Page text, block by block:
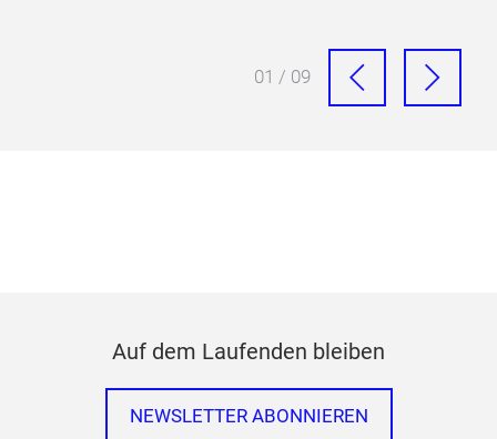
01 / 09
Auf dem Laufenden bleiben
NEWSLETTER ABONNIEREN